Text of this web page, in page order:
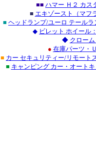
■■ ハマー Ｈ２ カス
■ エキゾースト（マフ
■ ヘッドランプ/ユーロ テール
◆ ビレット ホイール
◆ クロー
● 在庫パーツ・
■ カー セキュリティー/リモート
■ キャンピング カー・オート